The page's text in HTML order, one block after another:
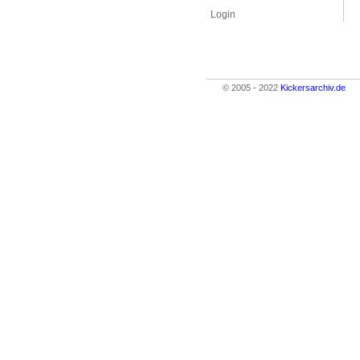
Login
© 2005 - 2022 Kickersarchiv.de